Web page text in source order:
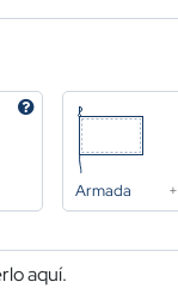
Armada
aquí.